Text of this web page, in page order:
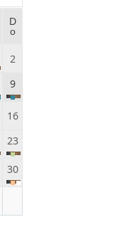
D
o
2
9
16
23
30